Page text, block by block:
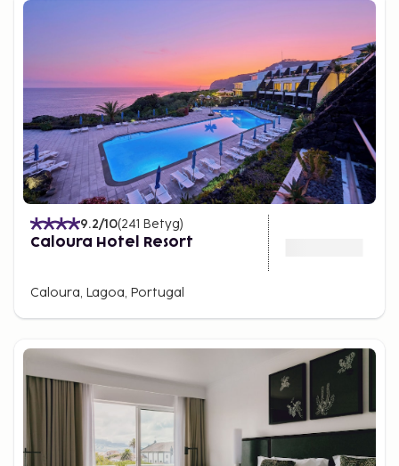
9.2/10(241 Betyg)
Caloura Hotel Resort
Caloura, Lagoa, Portugal